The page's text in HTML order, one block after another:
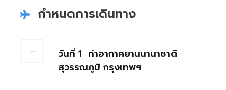
กำหนดการเดินทาง
วันที่ 1 ท่าอากาศยานนานาชาติ
สุวรรณภูมิ กรุงเทพฯ